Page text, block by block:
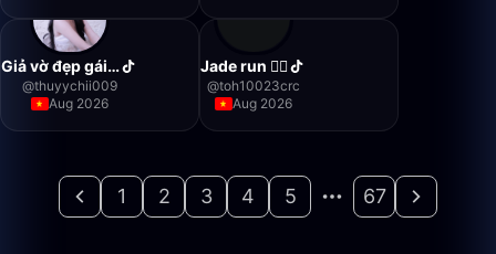
Giả vờ đẹp gái…
@thuyychii009
Aug 2026
Jade run 🏃‍♂️
@toh10023crc
Aug 2026
1 2 3 4 5 67